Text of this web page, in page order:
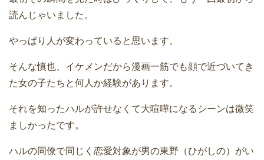
読んじゃいました。
やっぱり人が変わっていると思います。
そんな慎也、イケメンだから漫画一筋でも顔で近づいてき
た女の子たちと何人か経験があります。
それを知ったハルが許せなくて大喧嘩になるシーンは微笑
ましかったです。
ハルの同僚で同じく恋愛対象が男の東野（ひがしの）がい